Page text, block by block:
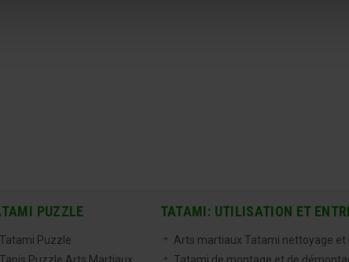
PUZZLE
Tatami Puzzle
TATAMI: UTILISATION ET
Arts martiaux Tatami nettoyage et